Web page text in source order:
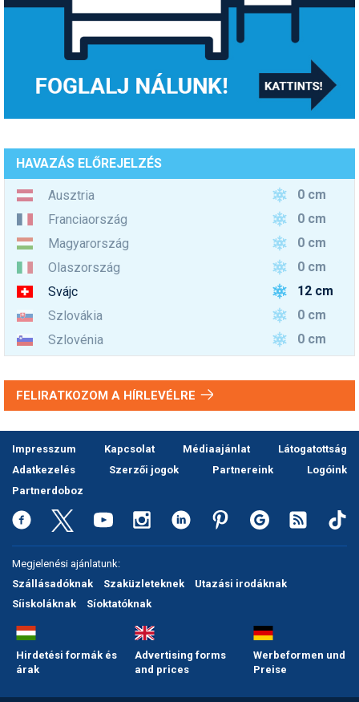
HAVAZÁS ELŐREJELZÉS
Ausztria
0 cm
Franciaország
0 cm
Magyarország
0 cm
Olaszország
0 cm
Svájc
12 cm
Szlovákia
0 cm
Szlovénia
0 cm
FELIRATKOZOM A HÍRLEVÉLRE
Impresszum Kapcsolat Médiaajánlat
Látogatottság
Adatkezelés
Szerzői jogok Partnereink
Logóink
Partnerdoboz
Megjelenési ajánlatunk:
Szállásadóknak
Szaküzleteknek
Utazási irodáknak
Síiskoláknak
Síoktatóknak
Hirdetési formák és
árak
Advertising forms
and prices
Werbeformen und
Preise